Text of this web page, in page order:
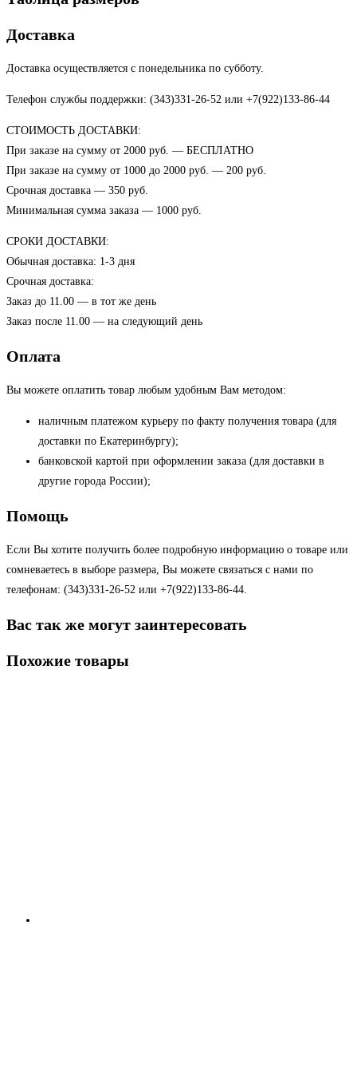
Доставка
Доставка осуществляется с понедельника по субботу.
Телефон службы поддержки: (343)331-26-52 или +7(922)133-86-44
СТОИМОСТЬ ДОСТАВКИ:
При заказе на сумму от 2000 руб. — БЕСПЛАТНО
При заказе на сумму от 1000 до 2000 руб. — 200 руб.
Срочная доставка — 350 руб.
Минимальная сумма заказа — 1000 руб.
СРОКИ ДОСТАВКИ:
Обычная доставка: 1-3 дня
Срочная доставка:
Заказ до 11.00 — в тот же день
Заказ после 11.00 — на следующий день
Оплата
Вы можете оплатить товар любым удобным Вам методом:
наличным платежом курьеру по факту получения товара (для
доставки по Екатеринбургу);
банковской картой при оформлении заказа (для доставки в
другие города России);
Помощь
Если Вы хотите получить более подробную информацию о товаре или
сомневаетесь в выборе размера, Вы можете связаться с нами по
телефонам: (343)331-26-52 или +7(922)133-86-44.
Вас так же могут заинтересовать
Похожие товары